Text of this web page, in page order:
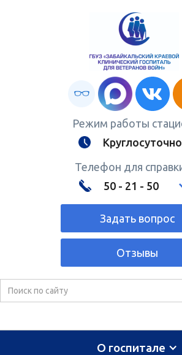
Режим работы
Круглосуточно
Телефон для
50 - 21 - 50
Задать вопрос
Отзывы
О госпитале